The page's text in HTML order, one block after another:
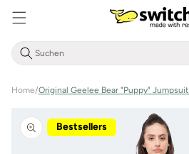
Home/Original Geelee Bear "Puppy" Jumpsuit
Bestsellers
Produktinformationen
springen